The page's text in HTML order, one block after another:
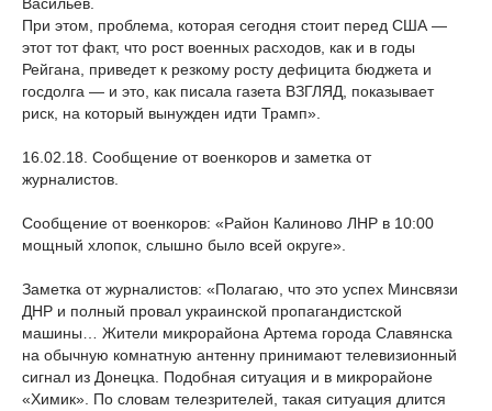
При этом, проблема, которая сегодня стоит перед США —
этот тот факт, что рост военных расходов, как и в годы
Рейгана, приведет к резкому росту дефицита бюджета и
госдолга — и это, как писала газета ВЗГЛЯД, показывает
риск, на который вынужден идти Трамп».
16.02.18. Сообщение от военкоров и заметка от
журналистов.
Сообщение от военкоров: «Район Калиново ЛНР в 10:00
мощный хлопок, слышно было всей округе».
Заметка от журналистов: «Полагаю, что это успех Минсвязи
ДНР и полный провал украинской пропагандистской
машины… Жители микрорайона Артема города Славянска
на обычную комнатную антенну принимают телевизионный
сигнал из Донецка. Подобная ситуация и в микрорайоне
«Химик». По словам телезрителей, такая ситуация длится